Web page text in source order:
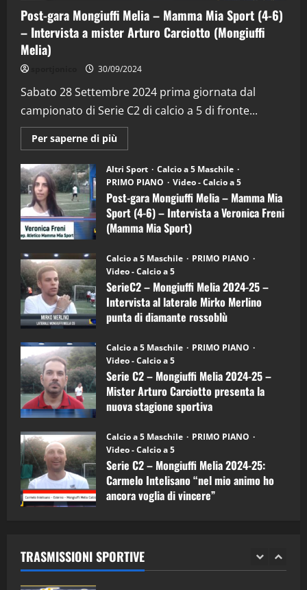
Post-gara Mongiuffi Melia – Mamma Mia Sport (4-6)
– Intervista a mister Arturo Carciotto (Mongiuffi
Melia)
30/09/2024
Sabato 28 Settembre 2024 prima giornata dal
campionato di Serie C2 di calcio a 5 di fronte...
Per saperne di più
informazioni
Post-
gara
Mongiuffi
Melia
–
Mamma
Mia
Sport
6)
–
Intervista
a
mister
Arturo
Carciotto
(Mongiuffi
Altri Sport
Calcio a 5 Maschile
PRIMO PIANO
Video - Calcio a 5
Post-gara Mongiuffi Melia – Mamma Mia
Sport (4-6) – Intervista a Veronica Freni
(Mamma Mia Sport)
Calcio a 5 Maschile
PRIMO PIANO
Video - Calcio a 5
SerieC2 – Mongiuffi Melia 2024-25 –
Intervista al laterale Mirko Merlino
punta di diamante rossoblù
Calcio a 5 Maschile
PRIMO PIANO
Video - Calcio a 5
Serie C2 – Mongiuffi Melia 2024-25 –
Mister Arturo Carciotto presenta la
nuova stagione sportiva
Calcio a 5 Maschile
PRIMO PIANO
Video - Calcio a 5
Serie C2 – Mongiuffi Melia 2024-25:
Carmelo Intelisano “nel mio animo ho
ancora voglia di vincere”
TRASMISSIONI SPORTIVE
2
“SportEmpire” in Podcast: 29^ Puntata
(Martedi 28 Aprile 2026)
28/04/2026
3
"SportEmpire" in Podcast
“SportEmpire” in Podcast: 28^ Puntata
(Martedi 21 Aprile 2026)
21/04/2026
4
“SportEmpire” in Podcast: 27^ Puntata
(Martedi 14 Aprile 2026)
15/04/2026
5
“SportEmpire” in Podcast: 26^ Puntata
(Martedi 07 Aprile 2026)
08/04/2026
1
“SportEmpire” in Podcast: 30^ Puntata
(Martedi 05 Maggio 2026)
08/05/2026
2 28/04/2026